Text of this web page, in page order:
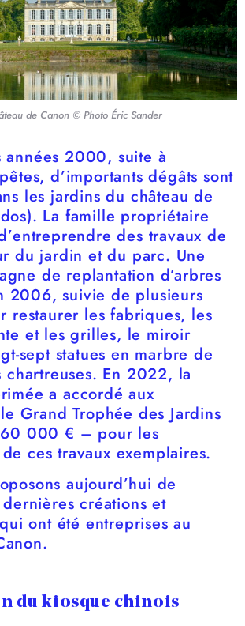
de Canon © Photo Éric Sander
2000, suite à
d’importants dégâts sont
les jardins du château de
La famille propriétaire
des travaux de
du jardin et du parc. Une
de replantation d’arbres
2006, suivie de plusieurs
restaurer les fabriques, les
et les grilles, le miroir
sept statues en marbre de
chartreuses. En 2022, la
a accordé aux
Grand Trophée des Jardins
000 € – pour les
ces travaux exemplaires.
aujourd’hui de
créations et
ont été entreprises au
du kiosque chinois